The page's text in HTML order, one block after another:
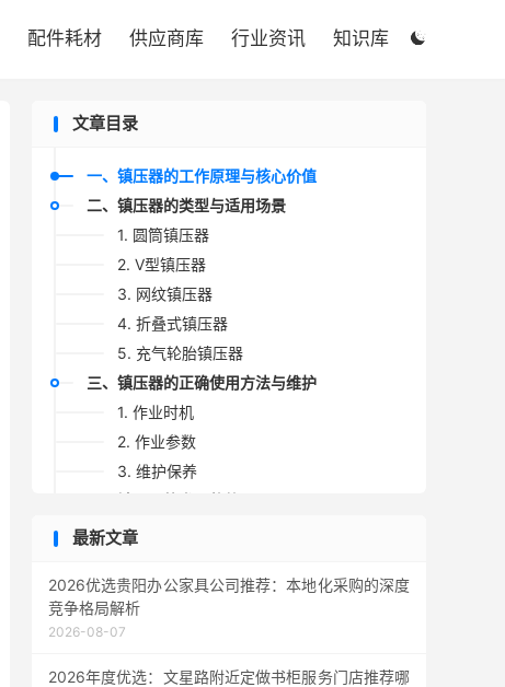

配件耗材 供应商库 行业资讯 知识库
文章目录
一、镇压器的工作原理与核心价值
二、镇压器的类型与适用场景
1. 圆筒镇压器
2. V型镇压器
3. 网纹镇压器
4. 折叠式镇压器
5. 充气轮胎镇压器
三、镇压器的正确使用方法与维护
1. 作业时机
2. 作业参数
3. 维护保养
五、常见问题与解答（Q&A）
最新文章
2026优选贵阳办公家具公司推荐：本地化采购的深度
竞争格局解析
2026-08-07
2026年度优选：文星路附近定做书柜服务门店推荐哪